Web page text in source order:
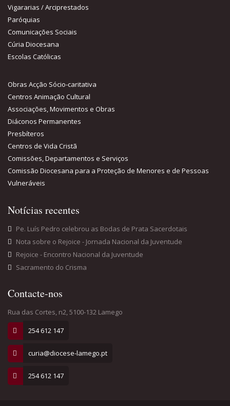
Vigararias / Arciprestados
Paróquias
Comunicações Sociais
Cúria Diocesana
Escolas Católicas
Obras Acção Sócio-caritativa
Centros Animação Cultural
Associações, Movimentos e Obras
Diáconos Permanentes
Presbíteros
Centros de Vida Cristã
Comissões, Departamentos e Serviços
Comissão Diocesana para a Proteção de Menores e de Pessoas
Vulneráveis
Notícias recentes
Pe. Luís Pedro celebrou as Bodas de Prata Sacerdotais
Nota sobre o Rejoice - Jornada Nacional da Juventude
Rejoice - Encontro Nacional da Juventude
Sacramento do Crisma
Contacte-nos
Rua das Cortes, n2, 5100-132 Lamego
254 612 147
curia@diocese-lamego.pt
254 612 147